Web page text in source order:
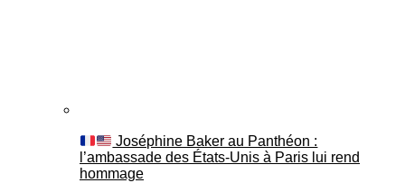
Joséphine Baker au Panthéon :
l’ambassade des États-Unis à Paris lui rend
hommage